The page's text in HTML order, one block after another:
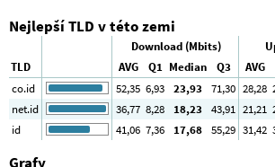
Nejlepší TLD v této zemi
Download (Mbits)
TLD
AVG Q1 Median Q3 AVG
co.id
52,35 6,93 23,93 71,30 28,28
net.id
36,77 8,28 18,23 43,91 21,21
id
41,06 7,36 17,68 55,29 31,42
Grafy